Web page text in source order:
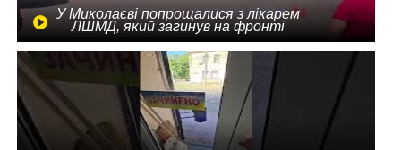
У Миколаєві попрощалися з лікарем
ЛШМД, який загинув на фронті